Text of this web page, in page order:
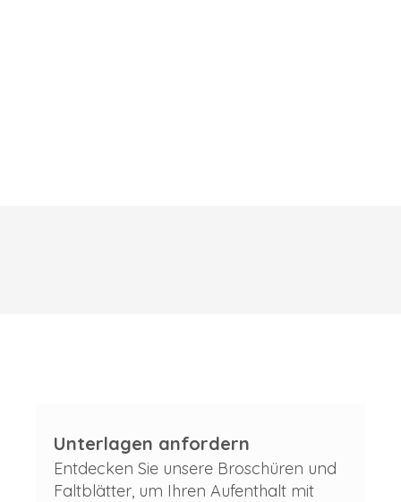
Unterlagen anfordern
Entdecken Sie unsere Broschüren und
Faltblätter, um Ihren Aufenthalt mit